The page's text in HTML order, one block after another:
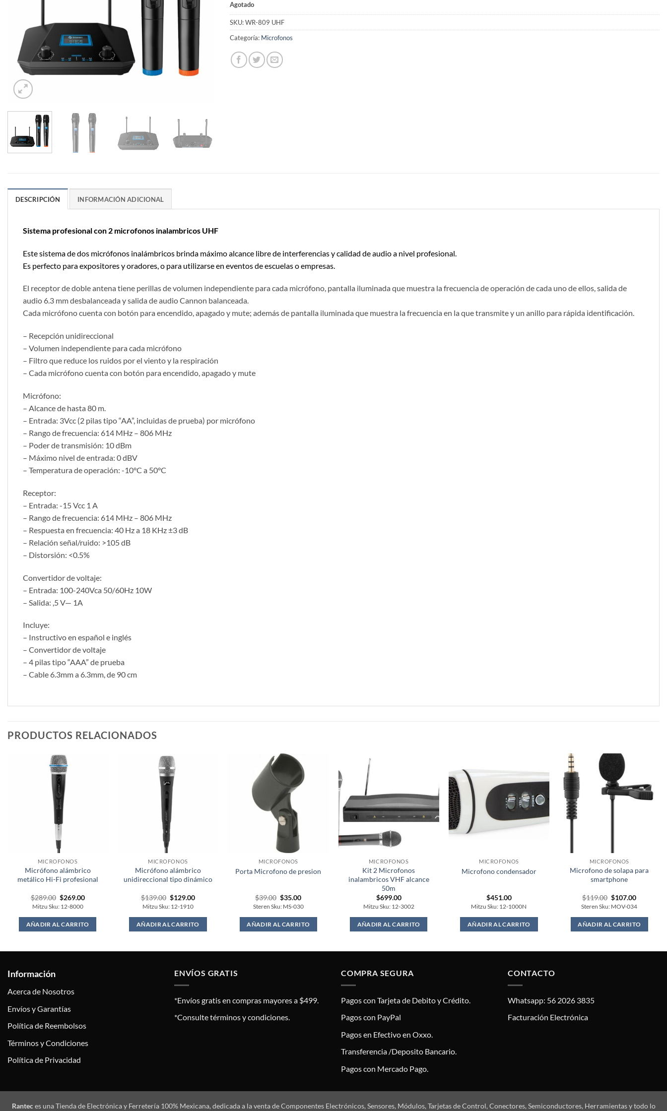
Agotado
SKU:WR-809 UHF
Categoría: Microfonos
DESCRIPCIÓN INFORMACIÓN ADICIONAL
Sistema profesional con 2 microfonos inalambricos UHF
Este sistema de dos micrófonos inalámbricos brinda máximo alcance libre de interferencias y calidad de audio a nivel profesional.
Es perfecto para expositores y oradores, o para utilizarse en eventos de escuelas o empresas.
El receptor de doble antena tiene perillas de volumen independiente para cada micrófono, pantalla iluminada que muestra la frecuencia de operación de cada uno de ellos, salida de
audio 6.3 mm desbalanceada y salida de audio Cannon balanceada.
Cada micrófono cuenta con botón para encendido, apagado y mute; además de pantalla iluminada que muestra la frecuencia en la que transmite y un anillo para rápida identificación.
– Recepción unidireccional
– Volumen independiente para cada micrófono
– Filtro que reduce los ruidos por el viento y la respiración
– Cada micrófono cuenta con botón para encendido, apagado y mute
Micrófono:
– Alcance de hasta 80 m.
– Entrada: 3Vcc (2 pilas tipo “AA”, incluidas de prueba) por micrófono
– Rango de frecuencia: 614 MHz – 806 MHz
– Poder de transmisión: 10 dBm
– Máximo nivel de entrada: 0 dBV
– Temperatura de operación: -10°C a 50°C
Receptor:
– Entrada: -15 Vcc 1 A
– Rango de frecuencia: 614 MHz – 806 MHz
– Respuesta en frecuencia: 40 Hz a 18 KHz ±3 dB
– Relación señal/ruido: >105 dB
– Distorsión: <0.5%
Convertidor de voltaje:
– Entrada: 100-240Vca 50/60Hz 10W
– Salida: ,5 V— 1A
Incluye:
– Instructivo en español e inglés
– Convertidor de voltaje
– 4 pilas tipo “AAA” de prueba
– Cable 6.3mm a 6.3mm, de 90 cm
PRODUCTOS RELACIONADOS
MICROFONOS
Micrófono alámbrico
metálico Hi-Fi profesional
$289.00 Original
price
was:
$289.00.
$269.00Current
$269.00.
Mitzu Sku: 12-8000
AÑADIR AL CARRITO
MICROFONOS
Micrófono alámbrico
unidireccional tipo dinámico
$139.00 Original
price
was:
$139.00.
$129.00Current
$129.00.
Mitzu Sku: 12-1910
AÑADIR AL CARRITO
MICROFONOS
Porta Microfono de presion
$39.00 Original
price
was:
$39.00.
$35.00Current
price
is:
$35.00.
Steren Sku: MS-030
AÑADIR AL CARRITO
MICROFONOS
Kit 2 Microfonos
inalambricos VHF alcance
50m
$699.00
Mitzu Sku: 12-3002
AÑADIR AL CARRITO
MICROFONOS
Microfono condensador
$451.00
Mitzu Sku: 12-1000N
AÑADIR AL CARRITO
MICROFONOS
Microfono de solapa para
smartphone
$119.00 Original
price
was:
$119.00.
$107.00Current
price
is:
$107.00.
Steren Sku: MOV-034
AÑADIR AL CARRITO
Información
Acerca de Nosotros
Envíos y Garantías
Política de Reembolsos
Términos y Condiciones
Política de Privacidad
ENVÍOS GRATIS
*Envíos gratis en compras mayores a $499.
*Consulte términos y condiciones.
COMPRA SEGURA
Pagos con Tarjeta de Debito y Crédito.
Pagos con PayPal
Pagos en Efectivo en Oxxo.
Transferencia /Deposito Bancario.
Pagos con Mercado Pago.
CONTACTO
Whatsapp: 56 2026 3835
Facturación Electrónica
Ranteces una Tienda de Electrónica y Ferretería 100% Mexicana, dedicada a la venta de Componentes Electrónicos, Sensores, Módulos, Tarjetas de Control, Conectores, Semiconductores, Herramientas y todo lo